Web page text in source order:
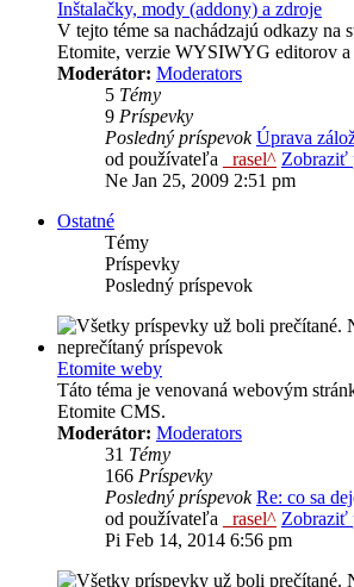
Inštalačky, mody (addony) a zdroje
V tejto téme sa nachádzajú odkazy na
Etomite, verzie WYSIWYG editorov a
Moderátor: Moderators
5 Témy
9 Príspevky
Posledný príspevok Úprava
od používateľa
_rasel^ Zobraziť
Ne Jan 25, 2009 2:51 pm
Ostatné
Témy
Príspevky
Posledný príspevok
Etomite weby
Táto téma je venovaná webovým
Etomite CMS.
Moderátor: Moderators
31 Témy
166 Príspevky
Posledný príspevok Re: co sa
od používateľa
_rasel^ Zobraziť
Pi Feb 14, 2014 6:56 pm